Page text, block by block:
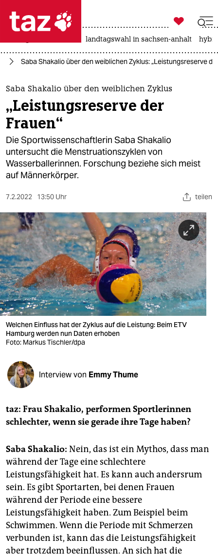
 taz zahl ich
taz zahl ich
themen
politik
öko
gesellschaft
kultur
sport
berlin
nord
wahrheit
verlag
verlag
veranstaltungen
shop
fragen & hilfe
unterstützen
genossenschaft

taz zahl ich
landtagswahl in sachsen-anhalt
Saba Shakalio über den weiblichen Zyklus: „Leistungsreserve
Saba Shakalio über den weiblichen Zyklus
„Leistungsreserve der
Frauen“
Die Sportwissenschaftlerin Saba Shakalio
untersucht die Menstruationszyklen von
Wasserballerinnen. Forschung beziehe sich meist
auf Männerkörper.
7.2.2022 13:50 Uhr teilen
Welchen Einfluss hat der Zyklus auf die Leistung: Beim ETV
Hamburg werden nun Daten erhoben
Foto: Markus Tischler/dpa
Interview von Emmy Thume
taz: Frau Shakalio, performen Sportlerinnen
schlechter, wenn sie gerade ihre Tage haben?
Saba Shakalio: Nein, das ist ein Mythos, dass man
während der Tage eine schlechtere
Leistungsfähigkeit hat. Es kann auch andersrum
sein. Es gibt Sportarten, bei denen Frauen
während der Periode eine bessere
Leistungsfähigkeit haben. Zum Beispiel beim
Schwimmen. Wenn die Periode mit Schmerzen
verbunden ist, kann das die Leistungsfähigkeit
aber trotzdem beeinflussen. An sich hat die